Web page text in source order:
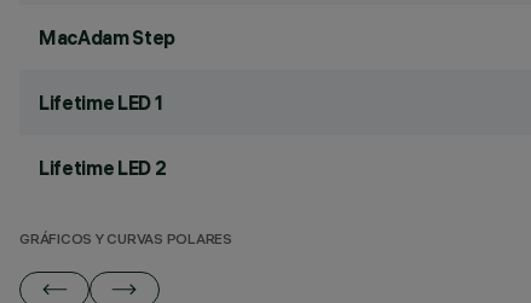
MacAdam Step
Lifetime LED 1
Lifetime LED 2
GRÁFICOS Y CURVAS POLARES